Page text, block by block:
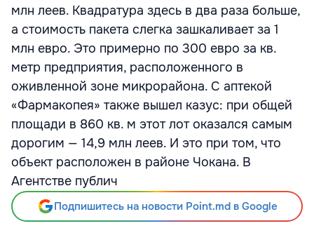
млн леев. Квадратура здесь в два раза больше,
а стоимость пакета слегка зашкаливает за 1
млн евро. Это примерно по 300 евро за кв.
метр предприятия, расположенного в
оживленной зоне микрорайона. С аптекой
«Фармакопея» также вышел казус: при общей
площади в 860 кв. м этот лот оказался самым
дорогим — 14,9 млн леев. И это при том, что
объект расположен в районе Чокана. В
Агентстве публич
Подпишитесь на новости Point.md в Google